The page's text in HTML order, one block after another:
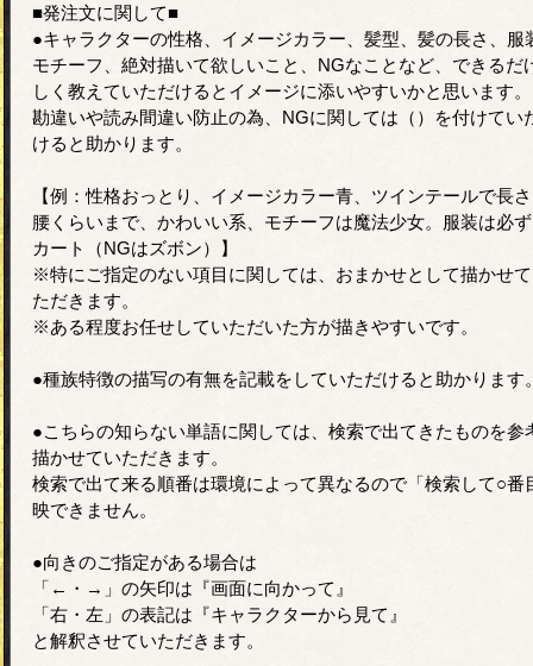
■発注文に関して■
●キャラクターの性格、イメージカラー、髪型、髪の長さ、服
モチーフ、絶対描いて欲しいこと、NGなことなど、できるだ
しく教えていただけるとイメージに添いやすいかと思います。
勘違いや読み間違い防止の為、NGに関しては（）を付けてい
けると助かります。
【例：性格おっとり、イメージカラー青、ツインテールで長
腰くらいまで、かわいい系、モチーフは魔法少女。服装は必
カート（NGはズボン）】
※特にご指定のない項目に関しては、おまかせとして描かせ
ただきます。
※ある程度お任せしていただいた方が描きやすいです。
●種族特徴の描写の有無を記載をしていただけると助かります
●こちらの知らない単語に関しては、検索で出てきたものを参
描かせていただきます。
検索で出て来る順番は環境によって異なるので「検索して○
映できません。
●向きのご指定がある場合は
「←・→」の矢印は『画面に向かって』
「右・左」の表記は『キャラクターから見て』
と解釈させていただきます。